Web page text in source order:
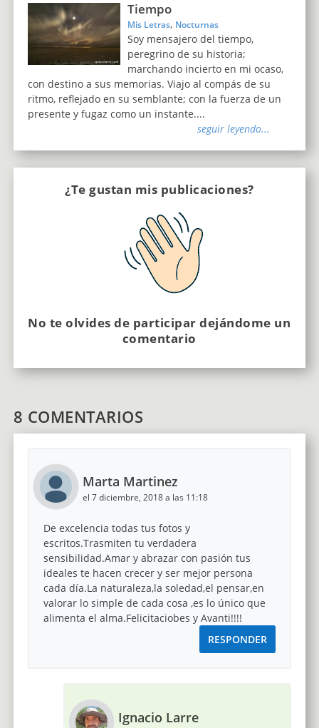
Tiempo
Mis Letras, Nocturnas
Soy mensajero del tiempo,
peregrino de su historia;
marchando incierto en mi ocaso,
con destino a sus memorias. Viajo al compás de su
ritmo, reflejado en su semblante; con la fuerza de un
presente y fugaz como un instante....
seguir leyendo...
¿Te gustan mis publicaciones?
No te olvides de participar dejándome un
comentario
8 COMENTARIOS
Marta Martinez
el 7 diciembre, 2018 a las 11:18
De excelencia todas tus fotos y
escritos.Trasmiten tu verdadera
sensibilidad.Amar y abrazar con pasión tus
ideales te hacen crecer y ser mejor persona
cada día.La naturaleza,la soledad,el pensar,en
valorar lo simple de cada cosa ,es lo único que
alimenta el alma.Felicitaciobes y Avanti!!!!
RESPONDER
Ignacio Larre